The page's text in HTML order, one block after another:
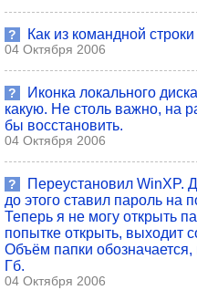
? Как из командной
04 Октября 2006
?
Иконка локального
какую. Не столь важно, на
бы восстановить.
04 Октября 2006
?
Переустановил WinXP.
до этого ставил пароль на
Теперь я не могу открыть
попытке открыть, выходит
Объём папки обозначается,
Гб.
04 Октября 2006